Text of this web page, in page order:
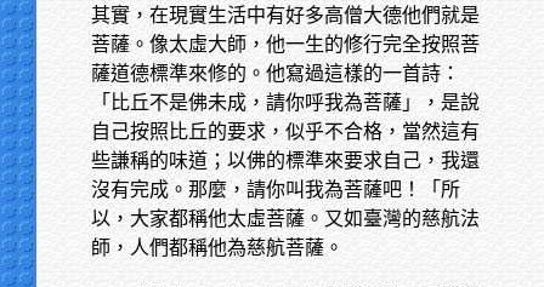
其實，在現實生活中有好多高僧大德他們就是
菩薩。像太虛大師，他一生的修行完全按照菩
薩道德標準來修的。他寫過這樣的一首詩：
「比丘不是佛未成，請你呼我為菩薩」，是說
自己按照比丘的要求，似乎不合格，當然這有
些謙稱的味道；以佛的標準來要求自己，我還
沒有完成。那麼，請你叫我為菩薩吧！「所
以，大家都稱他太虛菩薩。又如臺灣的慈航法
師，人們都稱他為慈航菩薩。